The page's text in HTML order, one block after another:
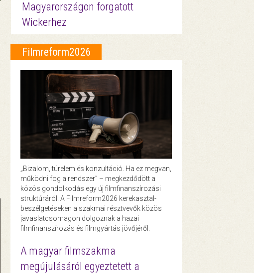
Magyarországon forgatott
Wickerhez
Filmreform2026
„Bizalom, türelem és konzultáció. Ha ez megvan,
működni fog a rendszer” – megkezdődött a
közös gondolkodás egy új filmfinanszírozási
struktúráról. A Filmreform2026 kerekasztal-
beszélgetéseken a szakmai résztvevők közös
javaslatcsomagon dolgoznak a hazai
filmfinanszírozás és filmgyártás jövőjéről.
A magyar filmszakma
megújulásáról egyeztetett a